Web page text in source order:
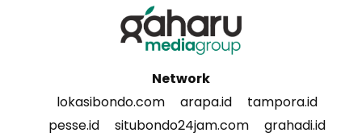
Network
lokasibondo.com
arapa.id
tampora.id
pesse.id
situbondo24jam.com
grahadi.id